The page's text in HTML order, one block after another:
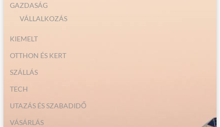
GAZDASÁG
VÁLLALKOZÁS
KIEMELT
OTTHON ÉS KERT
SZÁLLÁS
TECH
UTAZÁS ÉS SZABADIDŐ
VÁSÁRLÁS